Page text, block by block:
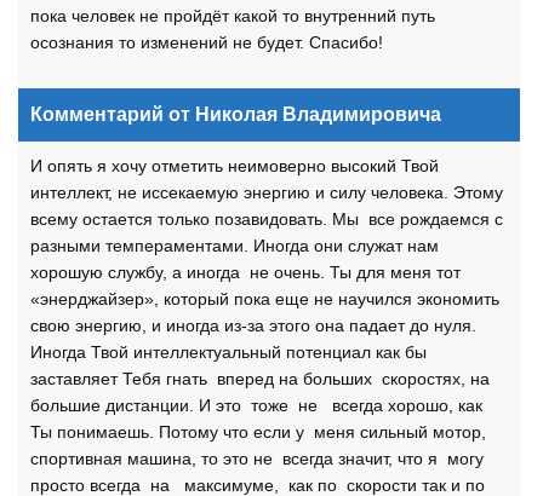
пока человек не пройдёт какой то внутренний путь
осознания то изменений не будет. Спасибо!
Комментарий от Николая Владимировича
И опять я хочу отметить неимоверно высокий Твой
интеллект, не иссекаемую энергию и силу человека. Этому
всему остается только позавидовать. Мы все рождаемся с
разными темпераментами. Иногда они служат нам
хорошую службу, а иногда не очень. Ты для меня тот
«энерджайзер», который пока еще не научился экономить
свою энергию, и иногда из-за этого она падает до нуля.
Иногда Твой интеллектуальный потенциал как бы
заставляет Тебя гнать вперед на больших скоростях, на
большие дистанции. И это тоже не всегда хорошо, как
Ты понимаешь. Потому что если у меня сильный мотор,
спортивная машина, то это не всегда значит, что я могу
просто всегда на максимуме, как по скорости так и по